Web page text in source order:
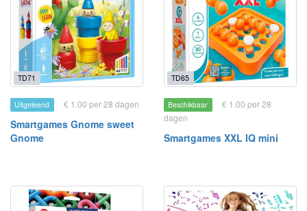
TD71
Uitgeleend € 1.00 per 28 dagen
Smartgames Gnome sweet
Gnome
TD65
Beschikbaar
€ 1.00 per 28
dagen
Smartgames XXL IQ mini